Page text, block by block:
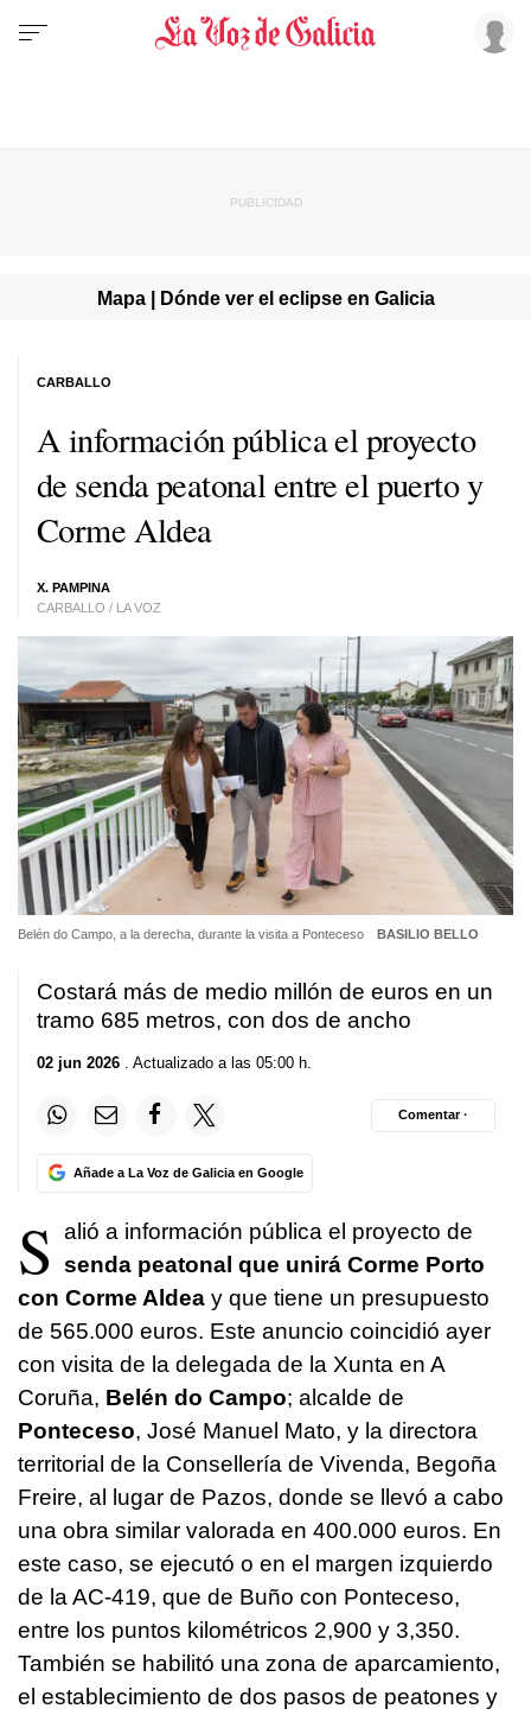
Mapa | Dónde ver el eclipse en Galicia
A información pública el proyecto
de senda peatonal entre el puerto y
Corme Aldea
X. PAMPINA
CARBALLO / LA VOZ
CARBALLO
Belén do Campo, a la derecha, durante la visita a Ponteceso BASILIO BELLO
Costará más de medio millón de euros en un
tramo 685 metros, con dos de ancho
02 jun 2026 . Actualizado a las 05:00 h.
Añade a La Voz de Galicia en Google
Comentar ·
S
alió a información pública el proyecto de
senda peatonal que unirá Corme Porto
con Corme Aldea y que tiene un presupuesto
de 565.000 euros. Este anuncio coincidió ayer
con visita de la delegada de la Xunta en A
Coruña, Belén do Campo; alcalde de
Ponteceso, José Manuel Mato, y la directora
territorial de la Consellería de Vivenda, Begoña
Freire, al lugar de Pazos, donde se llevó a cabo
una obra similar valorada en 400.000 euros. En
este caso, se ejecutó o en el margen izquierdo
de la AC-419, que de Buño con Ponteceso,
entre los puntos kilométricos 2,900 y 3,350.
También se habilitó una zona de aparcamiento,
el establecimiento de dos pasos de peatones y